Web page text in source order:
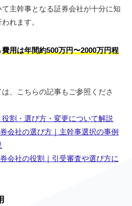
主幹事となる証券会社が十分に知
れます。
費用は年間約500万円〜2000万円程
、こちらの記事もご参照くださ
割・選び方・変更について解説
会社の選び方｜主幹事選択の事例
会社の役割｜引受審査や選び方に